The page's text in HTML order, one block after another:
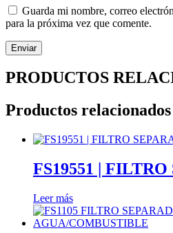
Guarda mi nombre, correo
para la próxima vez que comente.
PRODUCTOS
Productos relacionados
FS19551 | FILTRO
Leer más